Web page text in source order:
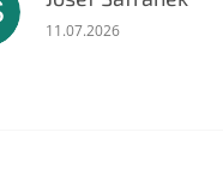
Hodnocení obchodu
11.07.2026